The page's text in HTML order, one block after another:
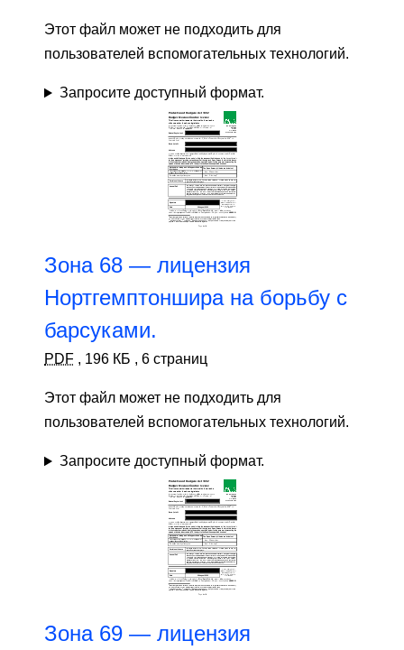
Этот файл может не подходить для
пользователей вспомогательных технологий.
Запросите доступный формат.
Зона 68 — лицензия
Нортгемптоншира на борьбу с
барсуками.
PDF , 196 КБ , 6 страниц
Этот файл может не подходить для
пользователей вспомогательных технологий.
Запросите доступный формат.
Зона 69 — лицензия